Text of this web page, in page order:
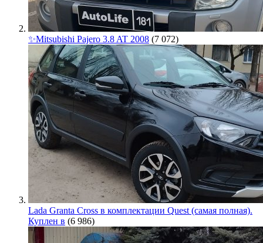
✨Mitsubishi Pajero 3.8 AT 2008 (7 072)
Lada Granta Cross в комплектации Quest (самая полная).
Куплен в (6 986)